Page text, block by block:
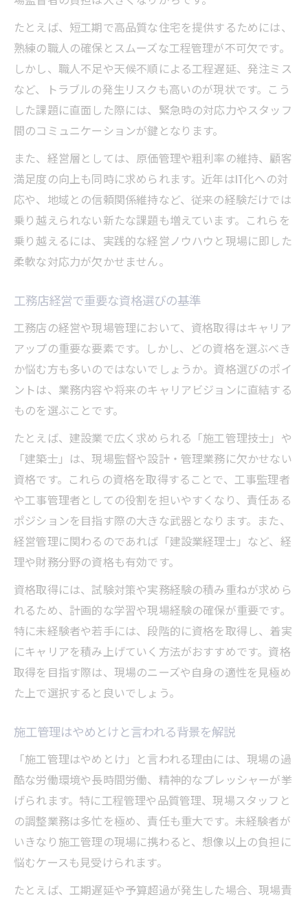
工務店経営で求められる知識と成長戦略
工務店経営で必須となる管理知識の習得法
工務店経営における工程管理の基本を解説
資格取得が工務店経営の成長に与える影響
現場力と経営力を両立させる人材育成術
監理と管理の違いを経営強化に活かす方法
未来を見据えた工務店経営のキャリアアップ法
工務店経営で目指すべき将来像を描く
資格選びで広がる工務店経営の可能性
経営と現場を繋ぐキャリアアップの道筋
工事監理ガイドライン活用で未来を切り拓
工務店経営における自己成長の秘訣を解説
たとえば、短工期で高品質な住宅を提供するためには、
熟練の職人の確保とスムーズな工程管理が不可欠です。
しかし、職人不足や天候不順による工程遅延、発注ミス
など、トラブルの発生リスクも高いのが現状です。こう
した課題に直面した際には、緊急時の対応力やスタッフ
間のコミュニケーションが鍵となります。
また、経営層としては、原価管理や粗利率の維持、顧客
満足度の向上も同時に求められます。近年はIT化への対
応や、地域との信頼関係維持など、従来の経験だけでは
乗り越えられない新たな課題も増えています。これらを
乗り越えるには、実践的な経営ノウハウと現場に即した
柔軟な対応力が欠かせません。
工務店経営で重要な資格選びの基準
工務店の経営や現場管理において、資格取得はキャリア
アップの重要な要素です。しかし、どの資格を選ぶべき
か悩む方も多いのではないでしょうか。資格選びのポイ
ントは、業務内容や将来のキャリアビジョンに直結する
ものを選ぶことです。
たとえば、建設業で広く求められる「施工管理技士」や
「建築士」は、現場監督や設計・管理業務に欠かせない
資格です。これらの資格を取得することで、工事監理者
や工事管理者としての役割を担いやすくなり、責任ある
ポジションを目指す際の大きな武器となります。また、
経営管理に関わるのであれば「建設業経理士」など、経
理や財務分野の資格も有効です。
資格取得には、試験対策や実務経験の積み重ねが求めら
れるため、計画的な学習や現場経験の確保が重要です。
特に未経験者や若手には、段階的に資格を取得し、着実
にキャリアを積み上げていく方法がおすすめです。資格
取得を目指す際は、現場のニーズや自身の適性を見極め
た上で選択すると良いでしょう。
施工管理はやめとけと言われる背景を解説
「施工管理はやめとけ」と言われる理由には、現場の過
酷な労働環境や長時間労働、精神的なプレッシャーが挙
げられます。特に工程管理や品質管理、現場スタッフと
の調整業務は多忙を極め、責任も重大です。未経験者が
いきなり施工管理の現場に携わると、想像以上の負担に
悩むケースも見受けられます。
たとえば、工期遅延や予算超過が発生した場合、現場責